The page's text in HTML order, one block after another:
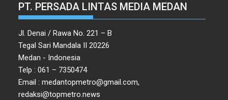
PT. PERSADA LINTAS MEDIA MEDAN
Jl. Denai / Rawa No. 221 – B
Tegal Sari Mandala II 20226
Medan - Indonesia
Telp : 061 – 7350474
Email : medantopmetro@gmail.com,
redaksi@topmetro.news